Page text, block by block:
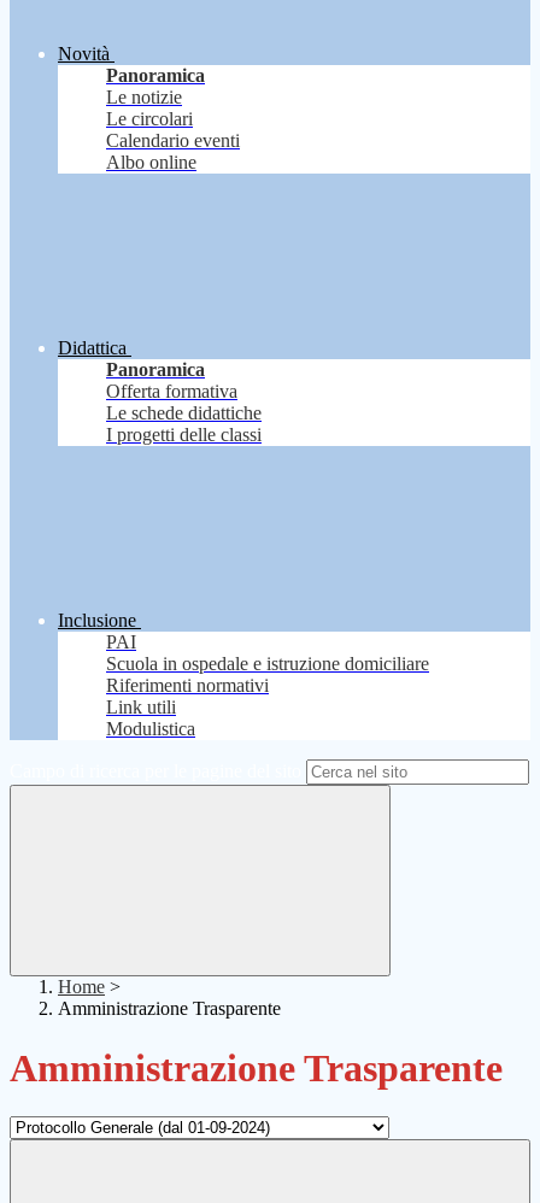
Novità
Panoramica
Le notizie
Le circolari
Calendario eventi
Albo online
Didattica
Panoramica
Offerta formativa
Le schede didattiche
I progetti delle classi
Inclusione
PAI
Scuola in ospedale e istruzione domiciliare
Riferimenti normativi
Link utili
Modulistica
Home >
Amministrazione Trasparente
Amministrazione Trasparente